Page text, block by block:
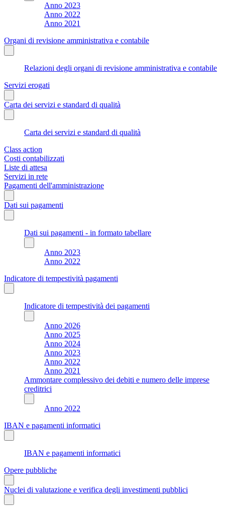
Anno 2023
Anno 2022
Anno 2021
Organi di revisione amministrativa e contabile
Relazioni degli organi di revisione amministrativa e contabile
Servizi erogati
Carta dei servizi e standard di qualità
Carta dei servizi e standard di qualità
Class action
Costi contabilizzati
Liste di attesa
Servizi in rete
Pagamenti dell'amministrazione
Dati sui pagamenti
Dati sui pagamenti - in formato tabellare
Anno 2023
Anno 2022
Indicatore di tempestività pagamenti
Indicatore di tempestività dei pagamenti
Anno 2026
Anno 2025
Anno 2024
Anno 2023
Anno 2022
Anno 2021
Ammontare complessivo dei debiti e numero delle imprese
creditrici
Anno 2022
IBAN e pagamenti informatici
IBAN e pagamenti informatici
Opere pubbliche
Nuclei di valutazione e verifica degli investimenti pubblici